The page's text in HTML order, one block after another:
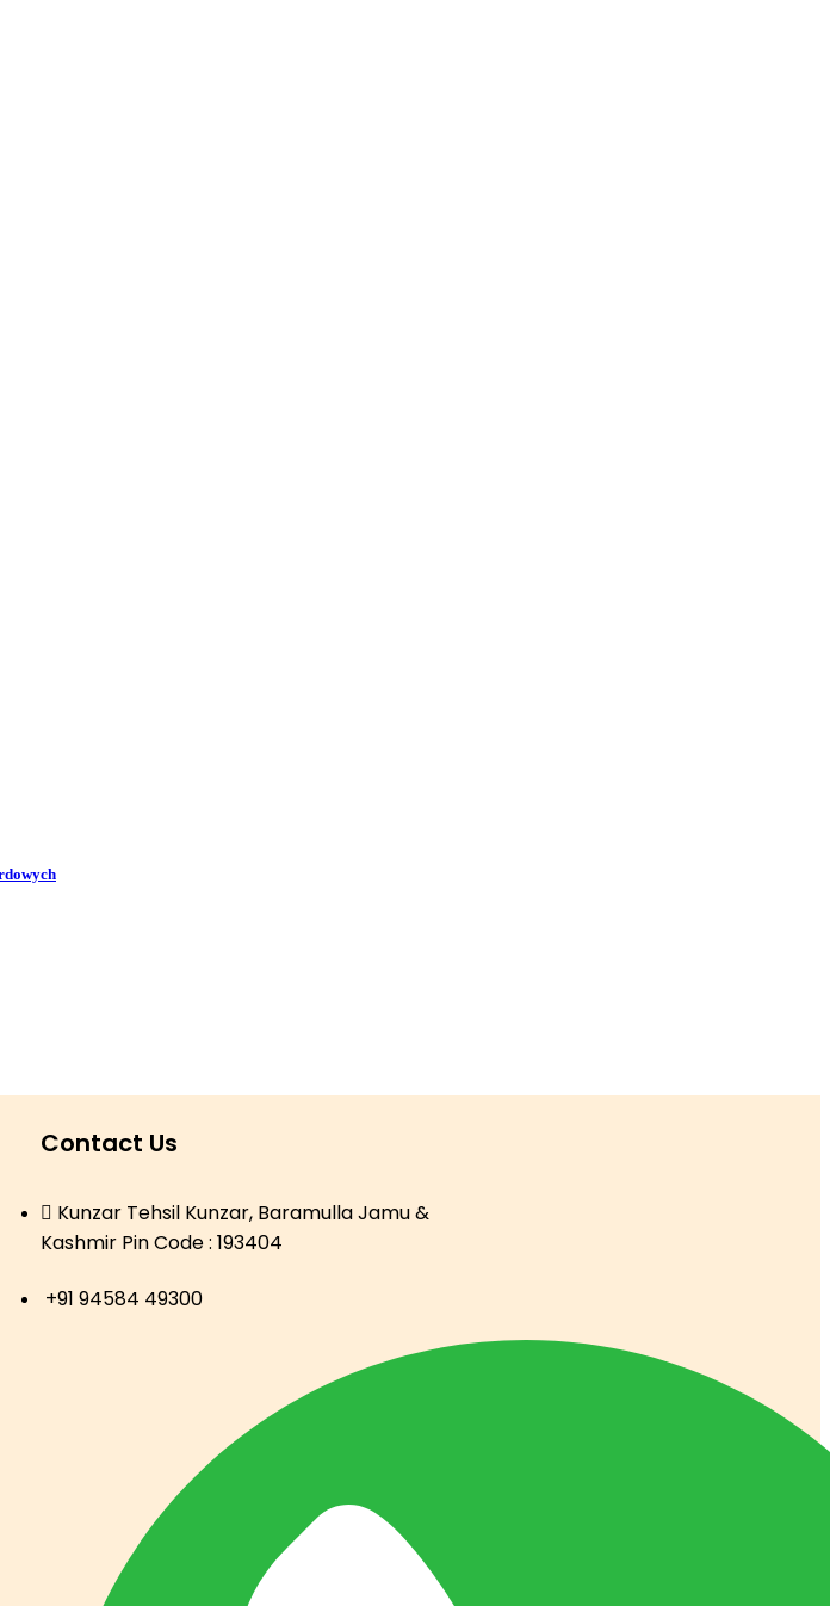
Contact Us
Kunzar Tehsil Kunzar, Baramulla Jamu &
Kashmir Pin Code : 193404
+91 94584 49300